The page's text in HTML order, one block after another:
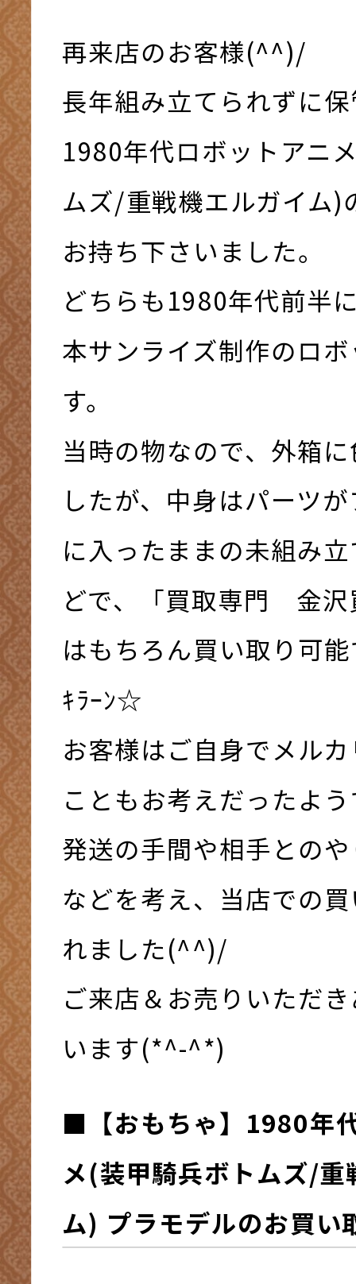
再来店のお客様(^^)/
長年組み立てられずに
1980年代ロボットアニ
ムズ/重戦機エルガイム)
お持ち下さいました。
どちらも1980年代前半
本サンライズ制作のロ
す。
当時の物なので、外箱
したが、中身はパーツ
に入ったままの未組み
どで、「買取専門 金沢
はもちろん買い取り可
ｷﾗｰﾝ☆
お客様はご自身でメル
こともお考えだったよ
発送の手間や相手との
などを考え、当店での
れました(^^)/
ご来店＆お売りいただ
います(*^-^*)
■ 【おもちゃ】1980年
メ(装甲騎兵ボトムズ/重
ム) プラモデルのお買い